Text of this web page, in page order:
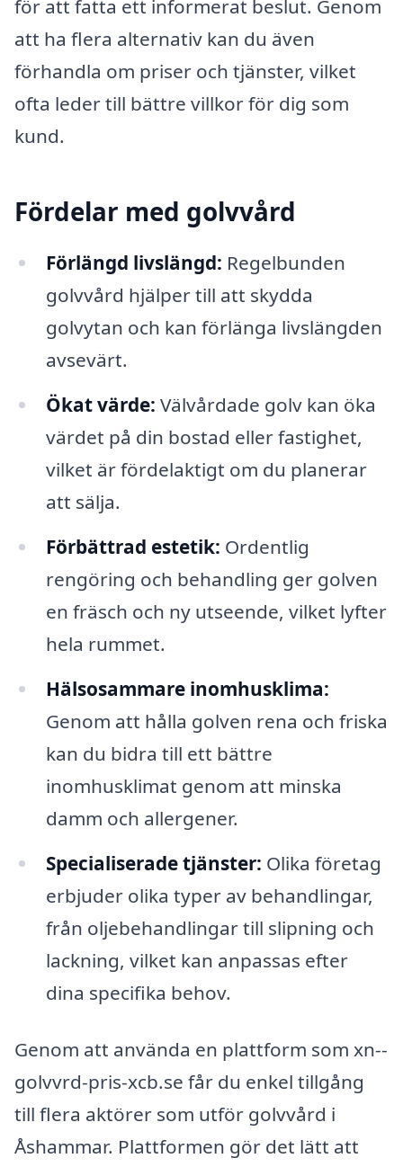
för att fatta ett informerat beslut. Genom
att ha flera alternativ kan du även
förhandla om priser och tjänster, vilket
ofta leder till bättre villkor för dig som
kund.
Fördelar med golvvård
Förlängd livslängd: Regelbunden
golvvård hjälper till att skydda
golvytan och kan förlänga livslängden
avsevärt.
Ökat värde: Välvårdade golv kan öka
värdet på din bostad eller fastighet,
vilket är fördelaktigt om du planerar
att sälja.
Förbättrad estetik: Ordentlig
rengöring och behandling ger golven
en fräsch och ny utseende, vilket lyfter
hela rummet.
Hälsosammare inomhusklima:
Genom att hålla golven rena och friska
kan du bidra till ett bättre
inomhusklimat genom att minska
damm och allergener.
Specialiserade tjänster: Olika företag
erbjuder olika typer av behandlingar,
från oljebehandlingar till slipning och
lackning, vilket kan anpassas efter
dina specifika behov.
Genom att använda en plattform som xn--
golvvrd-pris-xcb.se får du enkel tillgång
till flera aktörer som utför golvvård i
Åshammar. Plattformen gör det lätt att